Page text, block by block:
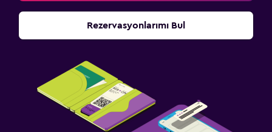
Rezervasyonlarımı Bul